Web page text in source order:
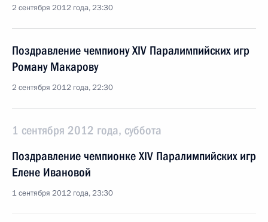
2 сентября 2012 года, 23:30
Поздравление чемпиону XIV Паралимпийских игр
Роману Макарову
2 сентября 2012 года, 22:30
1 сентября 2012 года, суббота
Поздравление чемпионке XIV Паралимпийских игр
Елене Ивановой
1 сентября 2012 года, 23:30